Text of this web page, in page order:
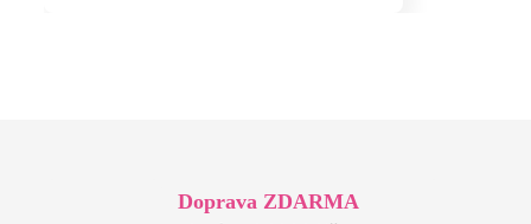
Doprava ZDARMA